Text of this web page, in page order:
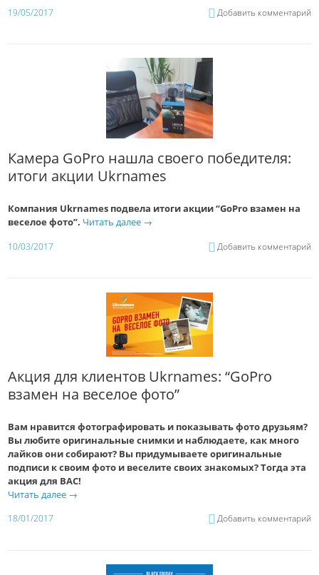
19/05/2017 Добавить комментарий
Камера GoPro нашла своего победителя:
итоги акции Ukrnames
Компания Ukrnames подвела итоги акции “GoPro взамен на
веселое фото”. Читать далее →
10/03/2017 Добавить комментарий
Акция для клиентов Ukrnames: “GoPro
взамен на веселое фото”
Вам нравится фотографировать и показывать фото друзьям?
Вы любите оригинальные снимки и наблюдаете, как много
лайков они собирают? Вы придумываете оригинальные
подписи к своим фото и веселите своих знакомых? Тогда эта
акция для ВАС!
Читать далее →
18/01/2017 Добавить комментарий